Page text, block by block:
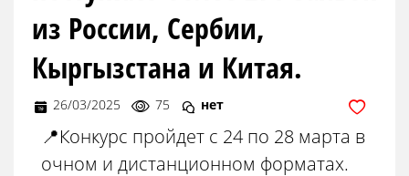
из России, Сербии,
Кыргызстана и Китая.
26/03/2025 75 нет
📍Конкурс пройдет с 24 по 28 марта в
очном и дистанционном форматах.